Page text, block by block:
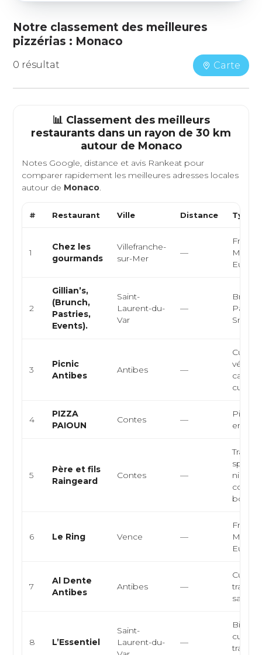
Notre classement des meilleures
pizzérias : Monaco
0 résultat Carte
📊 Classement des meilleurs
restaurants dans un rayon de 30 km
autour de Monaco
Notes Google, distance et avis Rankeat pour
comparer rapidement les meilleures adresses locales
autour de Monaco.
# Restaurant Ville Distance Type
1
Chez les
gourmands
Villefranche-
sur-Mer
—
2
Gillian’s,
(Brunch,
Pastries,
Events).
Saint-
Laurent-du-
Var
—
3
Picnic
Antibes
Antibes —
Cuisine
café
4
PIZZA
PAIOUN
Contes —
5
Père et fils
Raingeard
Contes —
6 Le Ring Vence —
7
Al Dente
Antibes
Antibes —
traiteur,
8 L’Essentiel
Saint-
Laurent-du-
—
Bistrot
cuisine